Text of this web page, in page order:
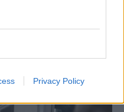
Privacy Policy
που τον χαντάκωσε,
συριζαϊκού Τύπου,